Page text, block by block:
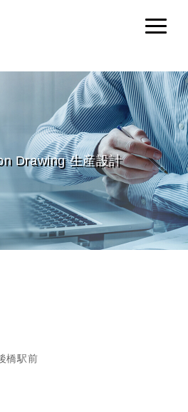
Drawing 生産設計
橋駅前